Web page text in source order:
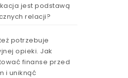
jest podstawą
relacji?
potrzebuje
opieki. Jak
finanse przed
i uniknąć